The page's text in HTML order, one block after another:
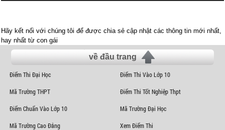
Hãy kết nối với chúng tôi để được chia sẻ cập nhật các thông tin mới nhất,
hay nhất từ con gái
về đầu trang
Điểm Thi Đại Học Điểm Thi Vào Lớp 10
Mã Trường THPT Điểm Thi Tốt Nghiệp Thpt
Điểm Chuẩn Vào Lớp 10 Mã Trường Đại Học
Mã Trường Cao Đẳng Xem Điểm Thi